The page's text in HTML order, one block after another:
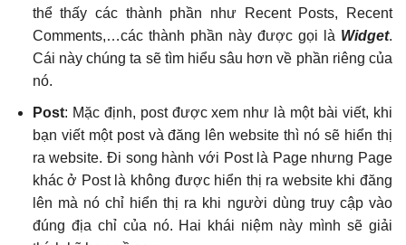
thể thấy các thành phần như Recent Posts, Recent
Comments,…các thành phần này được gọi là Widget.
Cái này chúng ta sẽ tìm hiểu sâu hơn về phần riêng của
nó.
Post: Mặc định, post được xem như là một bài viết, khi
bạn viết một post và đăng lên website thì nó sẽ hiển thị
ra website. Đi song hành với Post là Page nhưng Page
khác ở Post là không được hiển thị ra website khi đăng
lên mà nó chỉ hiển thị ra khi người dùng truy cập vào
đúng địa chỉ của nó. Hai khái niệm này mình sẽ giải